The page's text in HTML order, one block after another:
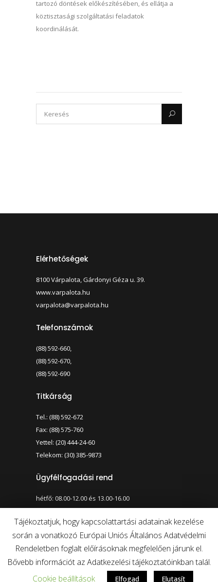
tartozó döntések előkészítésében, és ellátja a
köztisztasági szolgáltatási feladatok
koordinálását.
Elérhetőségek
8100 Várpalota, Gárdonyi Géza u. 39.
www.varpalota.hu
varpalota@varpalota.hu
Telefonszámok
(88) 592-660,
(88) 592-670,
(88) 592-690
Titkárság
Tel.: (88) 592-672
Fax: (88) 575-760
Yettel: (20) 444-24-60
Telekom: (30) 385-9873
Ügyfélfogadási rend
hétfő: 08.00-12.00 és 13.00-16.00
szerda: 08.00-12.00 és 13.00-17.00
Nagy kontraszt váltása
Betűméret váltása
Tájékoztatjuk, hogy kapcsolattartási adatainak kezelése
során a vonatkozó Európai Uniós Általános Adatvédelmi
Rendeletben foglalt előírásoknak megfelelően járunk el.
Bővebb információt az Adatkezelési tájékoztatóinkban talál.
Cookie beállítások
Elfogad Elutasít